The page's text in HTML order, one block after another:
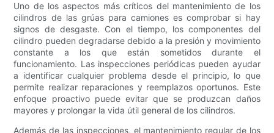
Uno de los aspectos más críticos del mantenimiento de los
cilindros de las grúas para camiones es comprobar si hay
signos de desgaste. Con el tiempo, los componentes del
cilindro pueden degradarse debido a la presión y movimiento
constante a los que están sometidos durante el
funcionamiento. Las inspecciones periódicas pueden ayudar
a identificar cualquier problema desde el principio, lo que
permite realizar reparaciones y reemplazos oportunos. Este
enfoque proactivo puede evitar que se produzcan daños
mayores y prolongar la vida útil general de los cilindros.
Además de las inspecciones, el mantenimiento regular de los